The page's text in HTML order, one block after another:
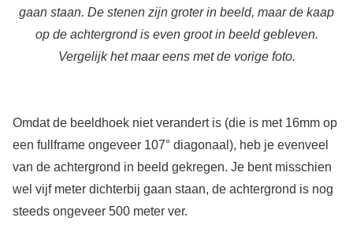
gaan staan. De stenen zijn groter in beeld, maar de kaap
op de achtergrond is even groot in beeld gebleven.
Vergelijk het maar eens met de vorige foto.
Omdat de beeldhoek niet verandert is (die is met 16mm op
een fullframe ongeveer 107° diagonaal), heb je evenveel
van de achtergrond in beeld gekregen. Je bent misschien
wel vijf meter dichterbij gaan staan, de achtergrond is nog
steeds ongeveer 500 meter ver.